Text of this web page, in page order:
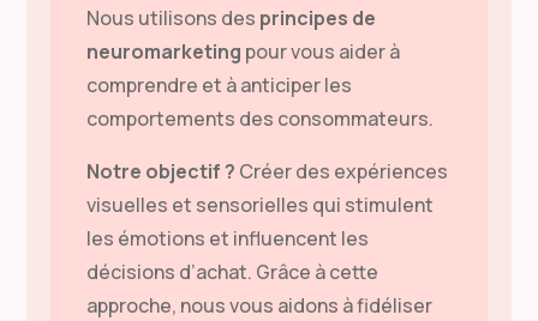
Nous utilisons des principes de
neuromarketing pour vous aider à
comprendre et à anticiper les
comportements des consommateurs.
Notre objectif ? Créer des expériences
visuelles et sensorielles qui stimulent
les émotions et influencent les
décisions d’achat. Grâce à cette
approche, nous vous aidons à fidéliser